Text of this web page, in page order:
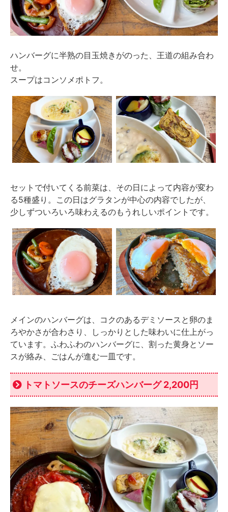
ハンバーグに半熟の目玉焼きがのった、王道の組み合わ
せ。
スープはコンソメポトフ。
セットで付いてくる前菜は、その日によって内容が変わ
る5種盛り。この日はグラタンが中心の内容でしたが、
少しずついろいろ味わえるのもうれしいポイントです。
メインのハンバーグは、コクのあるデミソースと卵のま
ろやかさが合わさり、しっかりとした味わいに仕上がっ
ています。ふわふわのハンバーグに、割った黄身とソー
スが絡み、ごはんが進む一皿です。
トマトソースのチーズハンバーグ 2,200円